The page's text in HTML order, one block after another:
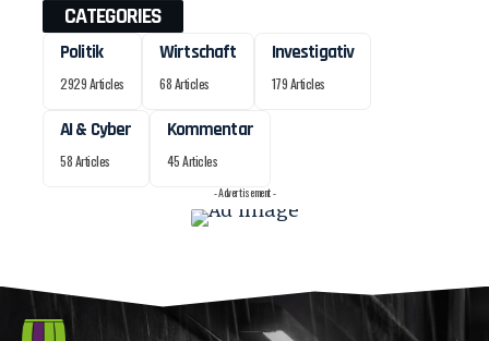
CATEGORIES
Politik
2929 Articles
Wirtschaft
68 Articles
Investigativ
179 Articles
AI & Cyber
58 Articles
Kommentar
45 Articles
- Advertisement -